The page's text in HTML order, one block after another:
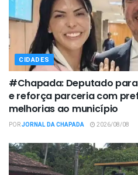
CIDADES
#Chapada: Deputado
e reforça parceria com
melhorias ao município
PORJORNAL DA CHAPADA 2026/08/08